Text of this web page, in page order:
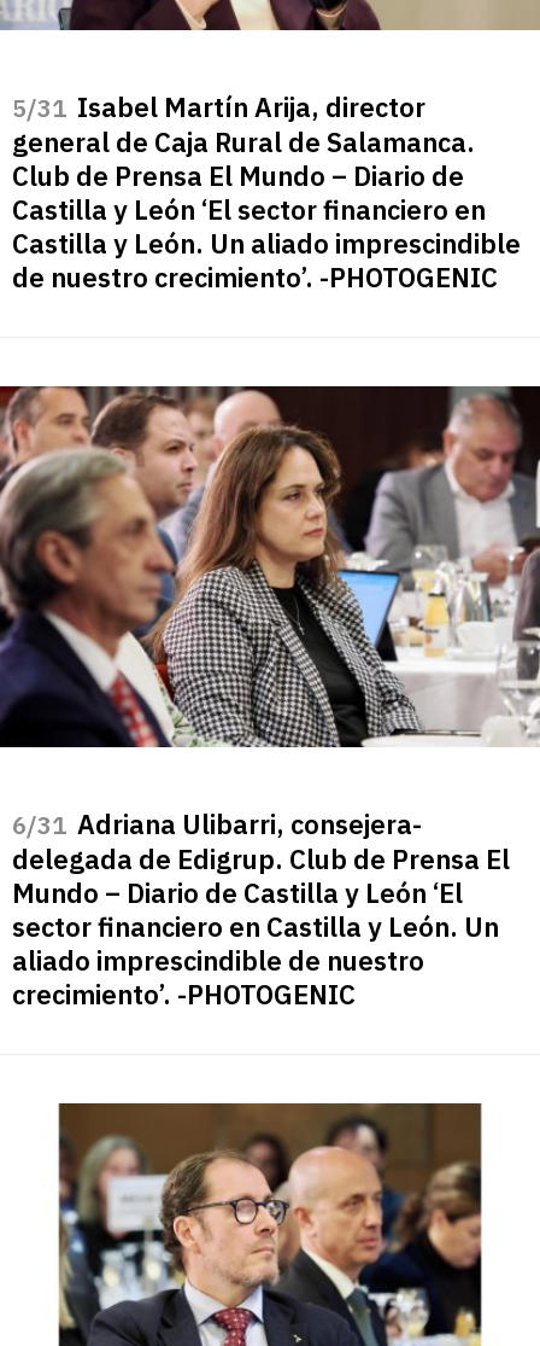
/31 Isabel Martín Arija, director
general de Caja Rural de Salamanca.
Club de Prensa El Mundo – Diario de
Castilla y León ‘El sector financiero en
Castilla y León. Un aliado imprescindible
de nuestro crecimiento’. -PHOTOGENIC
/31 Adriana Ulibarri, consejera-
delegada de Edigrup. Club de Prensa El
Mundo – Diario de Castilla y León ‘El
sector financiero en Castilla y León. Un
aliado imprescindible de nuestro
crecimiento’. -PHOTOGENIC